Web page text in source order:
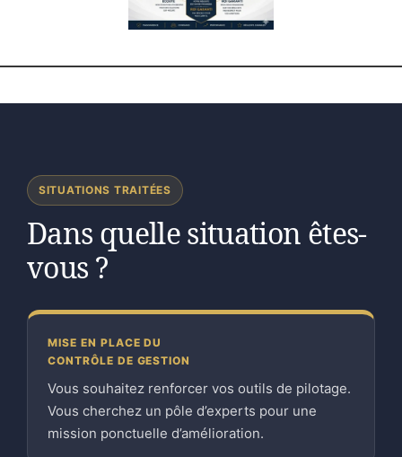
SITUATIONS TRAITÉES
Dans quelle situation êtes-
vous ?
MISE EN PLACE DU
CONTRÔLE DE GESTION
Vous souhaitez renforcer vos outils de pilotage.
Vous cherchez un pôle d’experts pour une
mission ponctuelle d’amélioration.